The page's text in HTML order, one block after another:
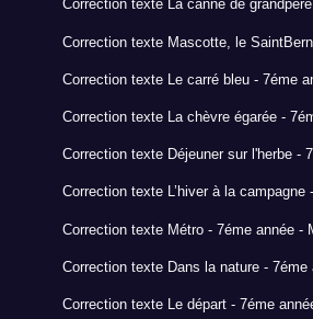
Correction texte La canne de
Correction texte Mascotte, le
Correction texte Le carré bleu - 7éme
Correction texte La chèvre égarée -
Correction texte Déjeuner sur l'herbe -
Correction texte L’hiver à la campagne
Correction texte Métro - 7éme année -
Correction texte Dans la nature - 7éme
Correction texte Le départ - 7éme